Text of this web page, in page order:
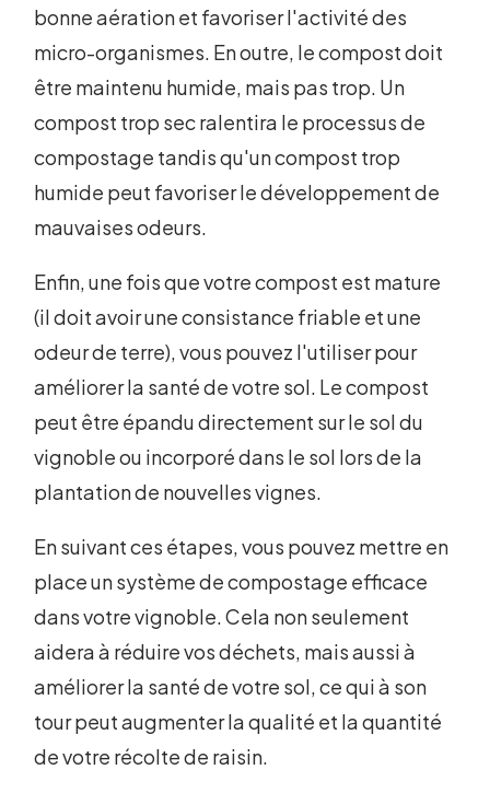
bonne aération et favoriser l'activité des
micro-organismes. En outre, le compost doit
être maintenu humide, mais pas trop. Un
compost trop sec ralentira le processus de
compostage tandis qu'un compost trop
humide peut favoriser le développement de
mauvaises odeurs.
Enfin, une fois que votre compost est mature
(il doit avoir une consistance friable et une
odeur de terre), vous pouvez l'utiliser pour
améliorer la santé de votre sol. Le compost
peut être épandu directement sur le sol du
vignoble ou incorporé dans le sol lors de la
plantation de nouvelles vignes.
En suivant ces étapes, vous pouvez mettre en
place un système de compostage efficace
dans votre vignoble. Cela non seulement
aidera à réduire vos déchets, mais aussi à
améliorer la santé de votre sol, ce qui à son
tour peut augmenter la qualité et la quantité
de votre récolte de raisin.